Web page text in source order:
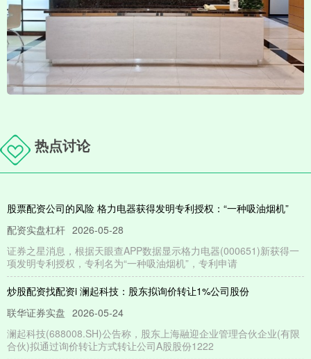
热点讨论
股票配资公司的风险 格力电器获得发明专利授权：“一种吸油烟机”
配资实盘杠杆 2026-05-28
证券之星消息，根据天眼查APP数据显示格力电器(000651)新获得一
项发明专利授权，专利名为“一种吸油烟机”，专利申请
炒股配资找配资i 澜起科技：股东拟询价转让1%公司股份
联华证券实盘 2026-05-24
澜起科技(688008.SH)公告称，股东上海融迎企业管理合伙企业(有限
合伙)拟通过询价转让方式转让公司A股股份1222